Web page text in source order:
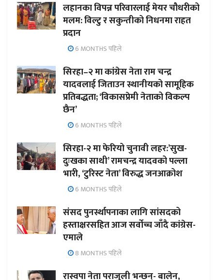
लहानका विपन्न परिवारलाई मेयर चौधरीको
मलम: विल्टु र सकुन्तीको निधनमा राहत
प्रदान
6 MONTHS पहिले
सिरहा–२ मा कांग्रेस नेता राम चन्द्र
यादवलाई जिताउन स्थानीयको सामूहिक
प्रतिबद्धता; ‘विकासप्रेमी नेताको विकल्प
छैन’
6 MONTHS पहिले
सिरहा-२ मा फेरियो चुनावी लहर:’सुख-
दुःखका साथी’ रामचन्द्र यादवको पल्ला
भारी, ‘टुरिस्ट नेता’ विरुद्ध जनआक्रोश
6 MONTHS पहिले
संसद पुनर्स्थापनाका लागि सांसदको
हस्ताक्षरसहित आज सर्वोच्च जाँदै कांग्रेस-
एमाले
8 MONTHS पहिले
रास्वपा नेता पराजुली भन्छन्- बालेन,